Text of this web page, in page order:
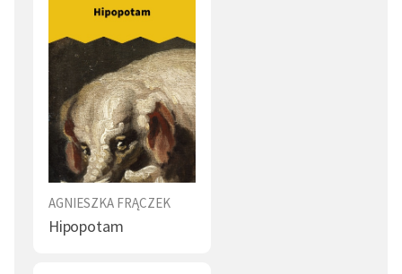
AGNIESZKA FRĄCZEK
Hipopotam